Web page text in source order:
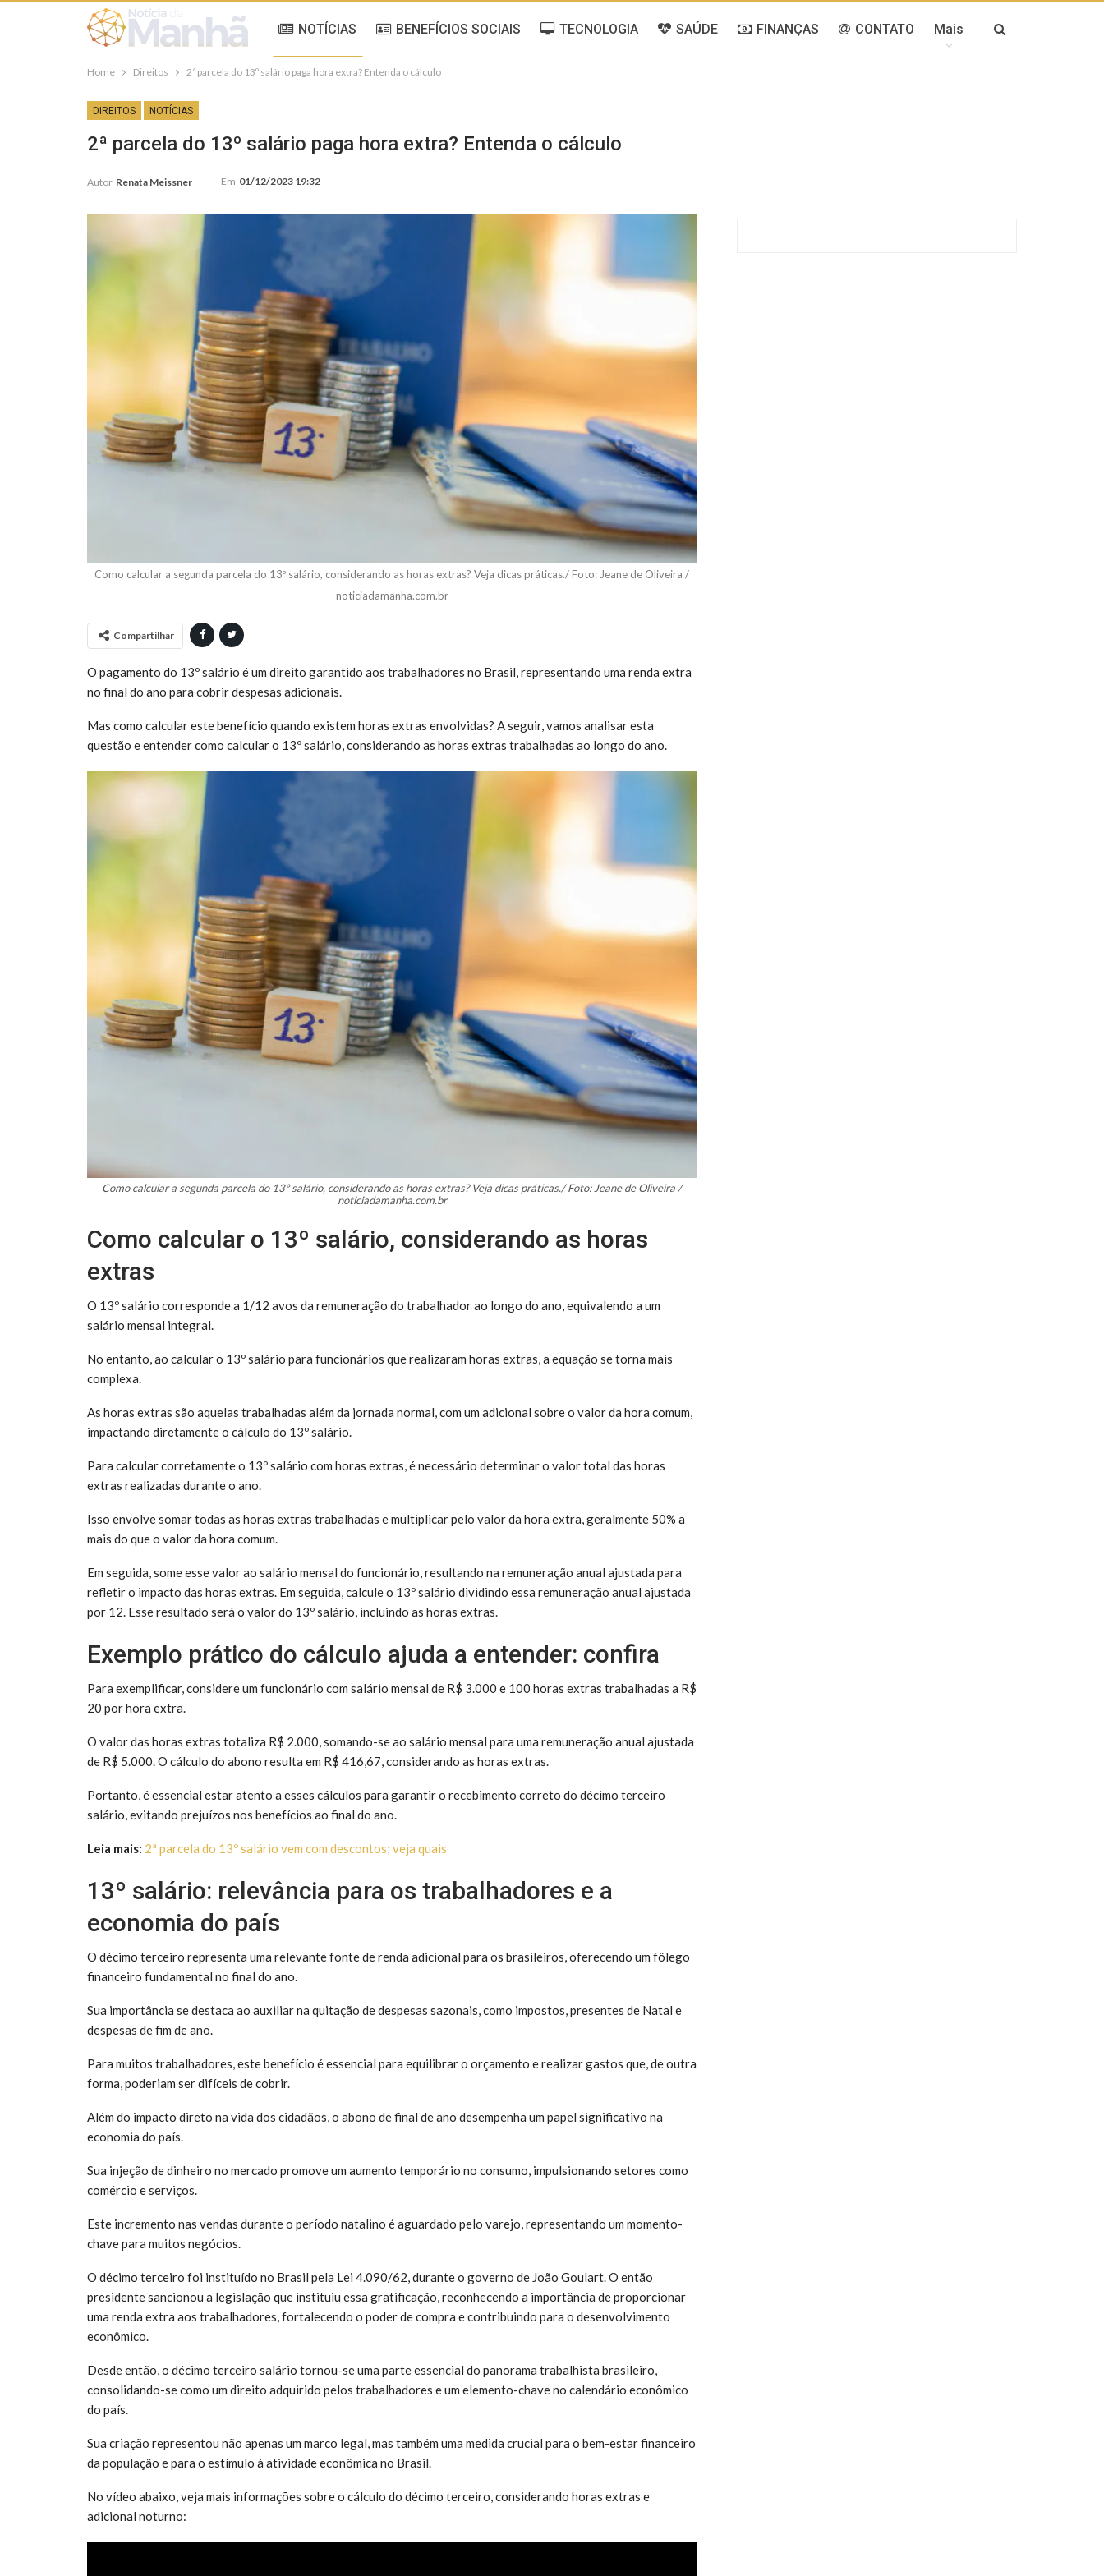
NOTÍCIAS BENEFÍCIOS SOCIAIS TECNOLOGIA SAÚDE FINANÇAS CONTATO Mais
Home Direitos 2ª parcela do 13º salário paga hora extra? Entenda o cálculo
DIREITOS NOTÍCIAS
2ª parcela do 13º salário paga hora extra? Entenda o cálculo
Autor Renata Meissner Em 01/12/2023 19:32
Como calcular a segunda parcela do 13º salário, considerando as horas extras? Veja dicas práticas./ Foto: Jeane de Oliveira /
noticiadamanha.com.br
Compartilhar
O pagamento do 13º salário é um direito garantido aos trabalhadores no Brasil, representando uma renda extra
no final do ano para cobrir despesas adicionais.
Mas como calcular este benefício quando existem horas extras envolvidas? A seguir, vamos analisar esta
questão e entender como calcular o 13º salário, considerando as horas extras trabalhadas ao longo do ano.
Como calcular a segunda parcela do 13º salário, considerando as horas extras? Veja dicas práticas./ Foto: Jeane de Oliveira /
noticiadamanha.com.br
Como calcular o 13º salário, considerando as horas
extras
O 13º salário corresponde a 1/12 avos da remuneração do trabalhador ao longo do ano, equivalendo a um
salário mensal integral.
No entanto, ao calcular o 13º salário para funcionários que realizaram horas extras, a equação se torna mais
complexa.
As horas extras são aquelas trabalhadas além da jornada normal, com um adicional sobre o valor da hora comum,
impactando diretamente o cálculo do 13º salário.
Para calcular corretamente o 13º salário com horas extras, é necessário determinar o valor total das horas
extras realizadas durante o ano.
Isso envolve somar todas as horas extras trabalhadas e multiplicar pelo valor da hora extra, geralmente 50% a
mais do que o valor da hora comum.
Em seguida, some esse valor ao salário mensal do funcionário, resultando na remuneração anual ajustada para
refletir o impacto das horas extras. Em seguida, calcule o 13º salário dividindo essa remuneração anual ajustada
por 12. Esse resultado será o valor do 13º salário, incluindo as horas extras.
Exemplo prático do cálculo ajuda a entender: confira
Para exemplificar, considere um funcionário com salário mensal de R$ 3.000 e 100 horas extras trabalhadas a R$
20 por hora extra.
O valor das horas extras totaliza R$ 2.000, somando-se ao salário mensal para uma remuneração anual ajustada
de R$ 5.000. O cálculo do abono resulta em R$ 416,67, considerando as horas extras.
Portanto, é essencial estar atento a esses cálculos para garantir o recebimento correto do décimo terceiro
salário, evitando prejuízos nos benefícios ao final do ano.
Leia mais: 2ª parcela do 13º salário vem com descontos; veja quais
13º salário: relevância para os trabalhadores e a
economia do país
O décimo terceiro representa uma relevante fonte de renda adicional para os brasileiros, oferecendo um fôlego
financeiro fundamental no final do ano.
Sua importância se destaca ao auxiliar na quitação de despesas sazonais, como impostos, presentes de Natal e
despesas de fim de ano.
Para muitos trabalhadores, este benefício é essencial para equilibrar o orçamento e realizar gastos que, de outra
forma, poderiam ser difíceis de cobrir.
Além do impacto direto na vida dos cidadãos, o abono de final de ano desempenha um papel significativo na
economia do país.
Sua injeção de dinheiro no mercado promove um aumento temporário no consumo, impulsionando setores como
comércio e serviços.
Este incremento nas vendas durante o período natalino é aguardado pelo varejo, representando um momento-
chave para muitos negócios.
O décimo terceiro foi instituído no Brasil pela Lei 4.090/62, durante o governo de João Goulart. O então
presidente sancionou a legislação que instituiu essa gratificação, reconhecendo a importância de proporcionar
uma renda extra aos trabalhadores, fortalecendo o poder de compra e contribuindo para o desenvolvimento
econômico.
Desde então, o décimo terceiro salário tornou-se uma parte essencial do panorama trabalhista brasileiro,
consolidando-se como um direito adquirido pelos trabalhadores e um elemento-chave no calendário econômico
do país.
Sua criação representou não apenas um marco legal, mas também uma medida crucial para o bem-estar financeiro
da população e para o estímulo à atividade econômica no Brasil.
No vídeo abaixo, veja mais informações sobre o cálculo do décimo terceiro, considerando horas extras e
adicional noturno: